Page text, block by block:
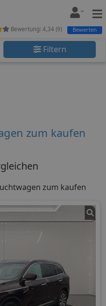
Filtern
Bewertung: 4,34 (9) Bewerten
zum kaufen
zum kaufen